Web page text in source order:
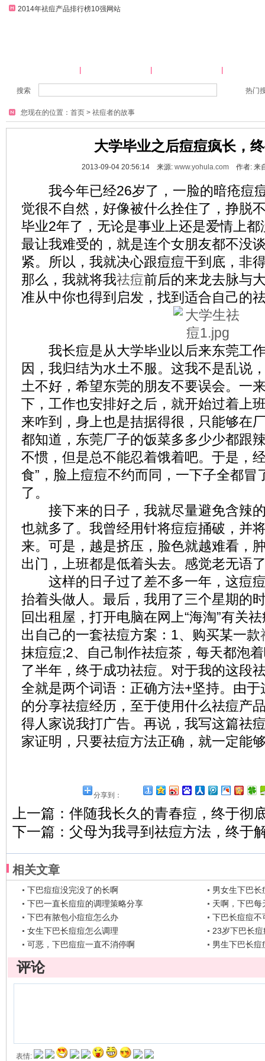
2014年祛痘产品排行榜10强网站
搜索 热门
您现在的位置： 首页 > 祛痘者的故事
大学毕业之后痘痘疯长，
2013-09-04 20:56:14 来源: www.yohula.com 作者: 来
我今年已经26岁了，一脸的暗疮痘
觉很不自然，好像被什么拴住了，挣脱
毕业2年了，无论是事业上还是爱情上
最让我难受的，就是连个女朋友都不没
紧。所以，我就决心跟痘痘干到底，非
那么，我就将我祛痘前后的来龙去脉与
准从中你也得到启发，找到适合自己的
我长痘是从大学毕业以后来东莞工作
因，我归结为水土不服。这我不是乱说
土不好，希望东莞的朋友不要误会。一
下，工作也安排好之后，就开始过着上
来咋到，身上也是拮据得很，只能够在
都知道，东莞厂子的饭菜多多少少都跟
不惯，但是总不能忍着饿着吧。于是，
食”，脸上痘痘不约而同，一下子全都冒
了。
接下来的日子，我就尽量避免含辣的
也就多了。我曾经用针将痘痘捅破，并
来。可是，越是挤压，脸色就越难看，
出门，上班都是低着头去。感觉老无语
这样的日子过了差不多一年，这痘痘
抬着头做人。最后，我用了三个星期的
回出租屋，打开电脑在网上“海淘”有关
出自己的一套祛痘方案：1、购买某一款
抹痘痘;2、自己制作祛痘茶，每天都泡
了半年，终于成功祛痘。对于我的这段
全就是两个词语：正确方法+坚持。由
的分享祛痘经历，至于使用什么祛痘产
得人家说我打广告。再说，我写这篇祛
家证明，只要祛痘方法正确，就一定能
分享到：
上一篇： 伴随我长久的青春痘，终于彻
下一篇： 父母为我寻到祛痘方法，终于
相关文章
下巴痘痘没完没了的长啊
男女生下巴长
下巴一直长痘痘的调理策略分享
天啊，下巴每
下巴有脓包小痘痘怎么办
下巴长痘痘不
女生下巴长痘痘怎么调理
23岁下巴长
可恶，下巴痘痘一直不消停啊
男生下巴长痘
评论
表情: